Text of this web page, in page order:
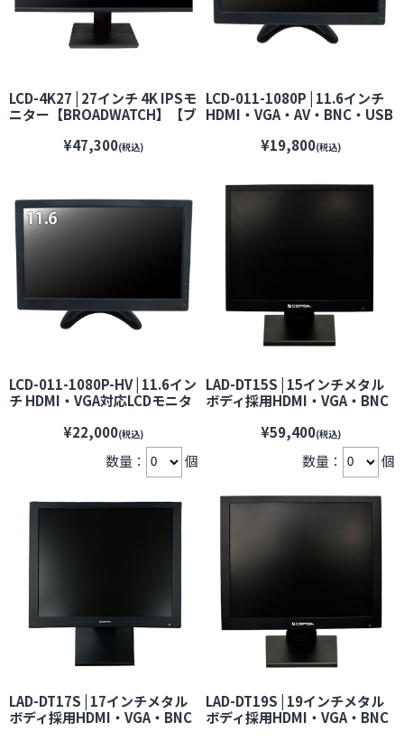
LCD-4K27 | 27インチ 4K IPSモ
ニター【BROADWATCH】【ブ
ラ】【監視カメラ】【セキュ
¥47,300(税込)
LCD-011-1080P | 11.6インチ
HDMI・VGA・AV・BNC・USB
【BROADWATCH】【ブロード
ーカメラ】
¥19,800(税込)
LCD-011-1080P-HV | 11.6イン
チ HDMI・VGA対応LCDモニタ
ー【BROADWATCH】【ブロー
ドウォッチ】【防犯カメラ】
【監視カメラ】【セキュリティ
¥22,000(税込)
数量： 個
LAD-DT15S | 15インチメタル
ボディ採用HDMI・VGA・BNC
ー【VESA100】 【CEPSA】
【セプサ】【防犯カメラ】
【監視カメラ】【セキュリティ
¥59,400(税込)
数量： 個
LAD-DT17S | 17インチメタル
ボディ採用HDMI・VGA・BNC
LAD-DT19S | 19インチメタル
ボディ採用HDMI・VGA・BNC